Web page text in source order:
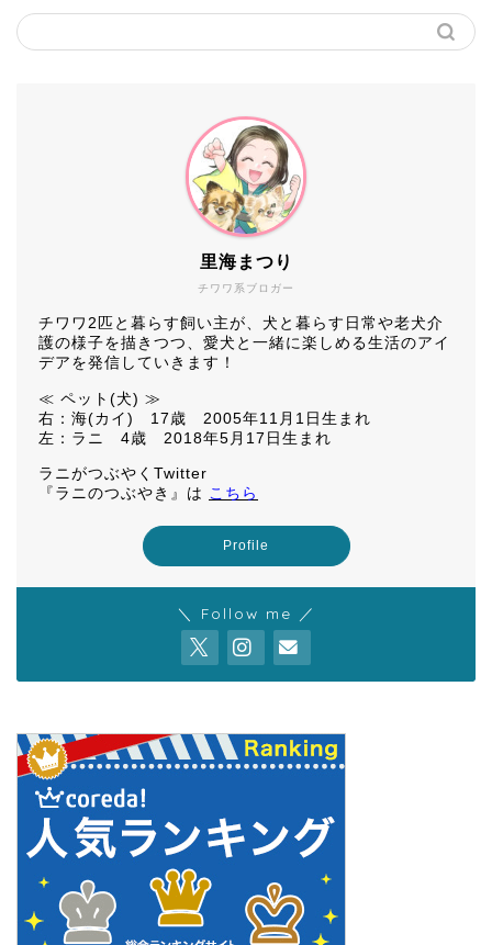
チワワ系ブロガー
里海まつり
チワワ2匹と暮らす飼い主が、犬と暮らす日常や老犬介
護の様子を描きつつ、愛犬と一緒に楽しめる生活のアイ
デアを発信していきます！
≪ ペット(犬) ≫
右：海(カイ) 17歳 2005年11月1日生まれ
左：ラニ 4歳 2018年5月17日生まれ
ラニがつぶやくTwitter
『ラニのつぶやき』は こちら
Profile
＼ Follow me ／